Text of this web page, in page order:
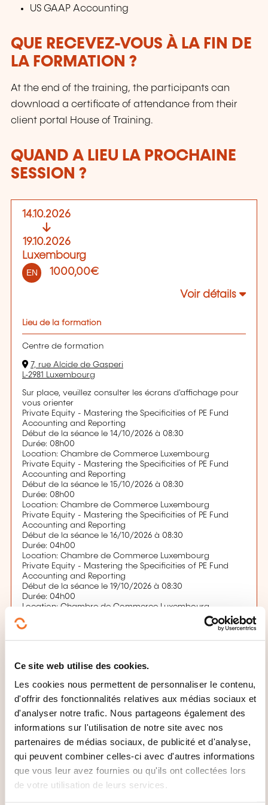
Ce site web utilise des cookies.
Les cookies nous permettent de personnaliser le contenu,
d'offrir des fonctionnalités relatives aux médias sociaux et
d'analyser notre trafic. Nous partageons également des
informations sur l'utilisation de notre site avec nos
partenaires de médias sociaux, de publicité et d'analyse,
qui peuvent combiner celles-ci avec d'autres informations
que vous leur avez fournies ou qu'ils ont collectées lors
de votre utilisation de leurs services.
US GAAP Accounting
QUE RECEVEZ-VOUS À LA FIN DE
LA FORMATION ?
At the end of the training, the participants can
download a certificate of attendance from their
client portal House of Training.
QUAND A LIEU LA PROCHAINE
SESSION ?
14.10.2026
19.10.2026
Luxembourg
EN 1000,00€
Voir détails
Lieu de la formation
Centre de formation
7, rue Alcide de Gasperi
L-2981 Luxembourg
Sur place, veuillez consulter les écrans d'affichage pour
vous orienter
Private Equity - Mastering the Specificities of PE Fund
Accounting and Reporting
Début de la séance le 14/10/2026 à 08:30
Durée: 08h00
Location: Chambre de Commerce Luxembourg
Private Equity - Mastering the Specificities of PE Fund
Accounting and Reporting
Début de la séance le 15/10/2026 à 08:30
Durée: 08h00
Location: Chambre de Commerce Luxembourg
Private Equity - Mastering the Specificities of PE Fund
Accounting and Reporting
Début de la séance le 16/10/2026 à 08:30
Durée: 04h00
Location: Chambre de Commerce Luxembourg
Private Equity - Mastering the Specificities of PE Fund
Accounting and Reporting
Début de la séance le 19/10/2026 à 08:30
Durée: 04h00
Location: Chambre de Commerce Luxembourg